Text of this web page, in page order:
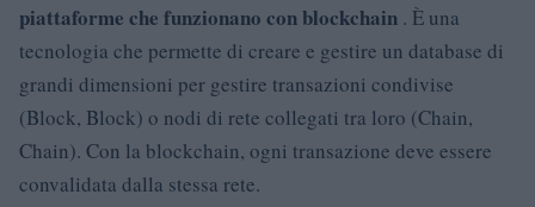
piattaforme che funzionano con blockchain . È una
tecnologia che permette di creare e gestire un database di
grandi dimensioni per gestire transazioni condivise
(Block, Block) o nodi di rete collegati tra loro (Chain,
Chain). Con la blockchain, ogni transazione deve essere
convalidata dalla stessa rete.